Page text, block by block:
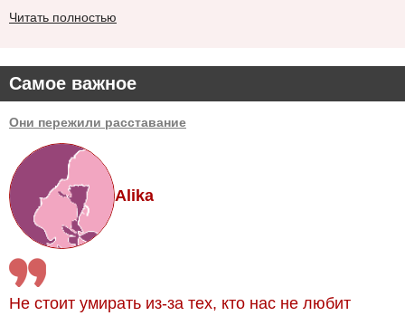
Самое важное
Они пережили расставание
Alika
Не стоит умирать из-за тех, кто нас не любит
Читать полностью